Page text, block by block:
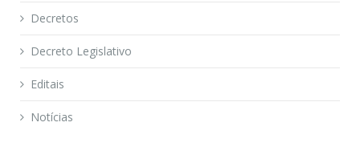
Decretos
Decreto Legislativo
Editais
Notícias